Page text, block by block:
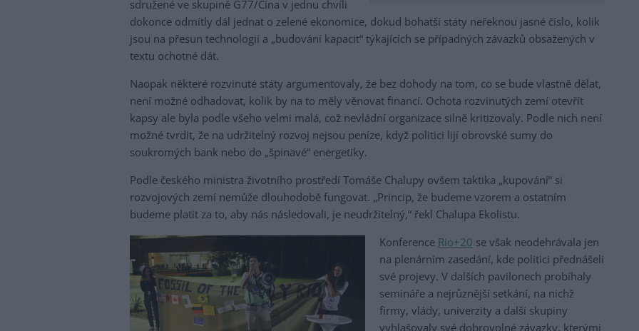
sdružené ve skupině G77/Čína v jednu chvíli
dokonce odmítly dál jednat o zelené ekonomice, dokud bohatší státy neřeknou jasné číslo, kolik
jsou na přesun technologií a „budování kapacit“ týkajících se případných závazků obsažených v
textu ochotné dát.
Naopak některé rozvinuté státy argumentovaly, že bez dohody na tom, co se bude vlastně dělat,
není možné odhadovat, kolik by na to měly věnovat financí. Ochota rozvinutých zemí otevřít
kapsy ale byla podle všeho velmi malá, což nevládní organizace silně kritizovaly. Podle nich není
možné tvrdit, že na udržitelný rozvoj nejsou peníze, když politici lijí obrovské sumy do
soukromých bank nebo do „špinavé“ energetiky.
Podle českého ministra životního prostředí Tomáše Chalupy ovšem taktika „kupování“ si
rozvojových zemí nemůže dlouhodobě fungovat. „Princip, že budeme vzorem a ostatním
budeme platit za to, aby nás následovali, je neudržitelný,“ řekl Chalupa Ekolistu.
Konference Rio+20 se však neodehrávala jen
na plenárním zasedání, kde politici přednášeli
své projevy. V dalších pavilonech probíhaly
semináře a nejrůznější setkání, na nichž
firmy, vlády, univerzity a další skupiny
vyhlašovaly své dobrovolné závazky, kterými